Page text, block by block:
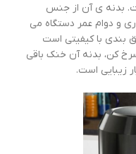
بدنه ی آن از جنس
و دوام عمر دستگاه می
بندی با کیفیتی است
کن، بدنه آن خنک باقی
زیبایی است.